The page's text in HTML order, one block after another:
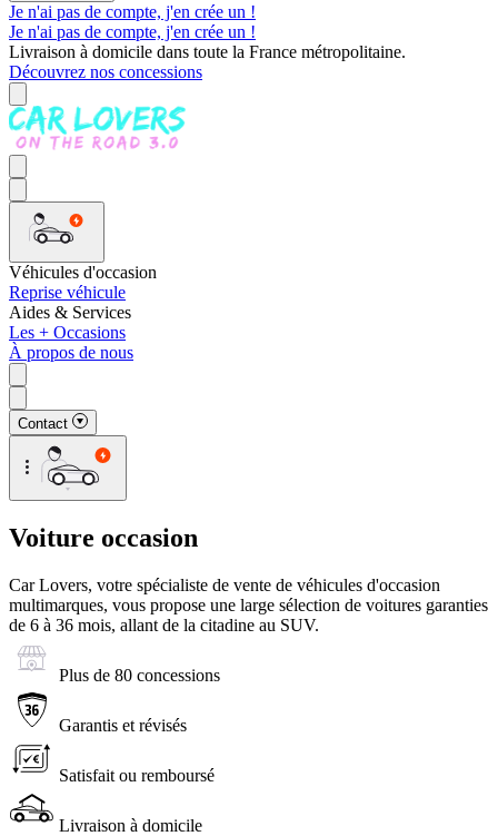
Je n'ai pas de compte, j'en crée un !
Je n'ai pas de compte, j'en crée un !
Livraison à domicile dans toute la France métropolitaine.
Découvrez nos concessions
Véhicules d'occasion
Reprise véhicule
Aides & Services
Les + Occasions
À propos de nous
Contact
Voiture occasion
Car Lovers, votre spécialiste de vente de véhicules d'occasion
multimarques, vous propose une large sélection de voitures garanties
de 6 à 36 mois, allant de la citadine au SUV.
Plus de 80 concessions
Garantis et révisés
Satisfait ou remboursé
Livraison à domicile